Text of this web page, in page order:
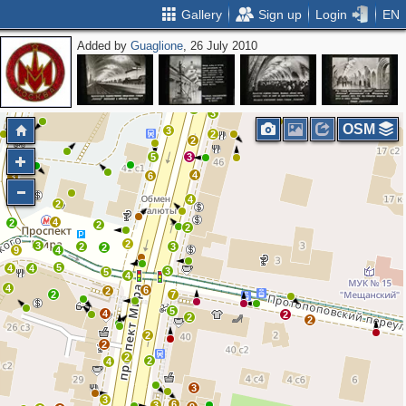
Gallery Sign up Login EN
Added byGuaglione, 26 July 2010
10
3
2
3
2
3
4 2
2
2
4
2
5
4
6
3
2
2
3
7
5
2 2 2
4
4
3
2
2
3
2
2
6
5 3
2
2
4
2
2
4
3
4
9
2
3
4
4 5
2
OSM